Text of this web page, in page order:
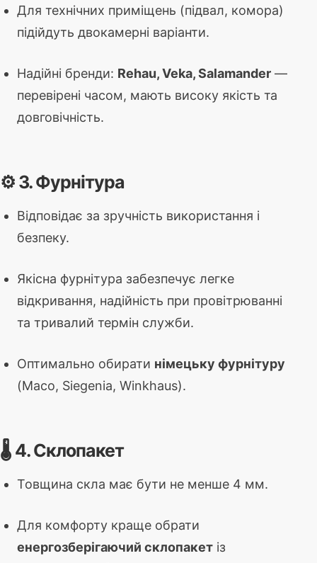
Для технічних приміщень (підвал, комора)
підійдуть двокамерні варіанти.
Надійні бренди: Rehau, Veka, Salamander —
перевірені часом, мають високу якість та
довговічність.
⚙️ 3. Фурнітура
Відповідає за зручність використання і
безпеку.
Якісна фурнітура забезпечує легке
відкривання, надійність при провітрюванні
та тривалий термін служби.
Оптимально обирати німецьку фурнітуру
(Maco, Siegenia, Winkhaus).
🌡️ 4. Склопакет
Товщина скла має бути не менше 4 мм.
Для комфорту краще обрати
енергозберігаючий склопакет із